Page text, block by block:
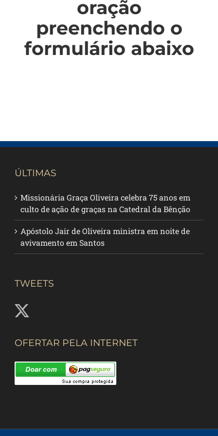
oração
preenchendo o
formulário abaixo
ÚLTIMAS
Missionária Graça Oliveira celebra 75 anos em
culto de ação de graças na Catedral da Bênção
Apóstolo Jair de Oliveira ministra em noite de
avivamento em Santos
TWEETS
OFERTAR PELA INTERNET